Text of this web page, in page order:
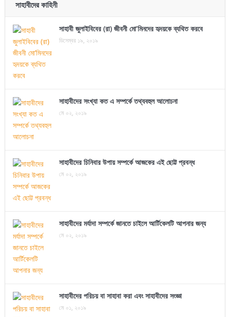
সাহাবীদের কাহিনী
সাহাবী জুলাইবিবের (রা) জীবনী মো’মিনদের হৃদয়কে ব্যথিত করবে
ডিসেম্বর ১৯, ২০১৯
সাহাবীদের সংখ্যা কত এ সম্পর্কে তথ্যবহুল আলোচনা
মে ০২, ২০১৯
সাহাবীদের চিনিবার উপায় সম্পর্কে আজকের এই ছোট্ট প্রবন্ধ
মে ০২, ২০১৯
সাহাবীদের মর্যাদা সম্পর্কে জানতে চাইলে আর্টিকেলটি আপনার জন্য
মে ০২, ২০১৯
সাহাবীদের পরিচয় বা সাহাবা করা এবং সাহাবীদের সংজ্ঞা
মে ০১, ২০১৯